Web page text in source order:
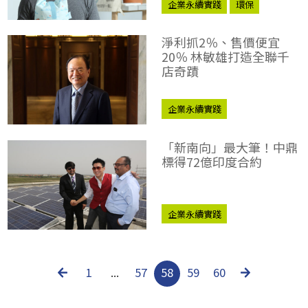
企業永續實踐 環保
淨利抓2％、售價便宜
20％ 林敏雄打造全聯千
店奇蹟
企業永續實踐
「新南向」最大筆！中鼎
標得72億印度合約
企業永續實踐
1 ... 57 58 59 60